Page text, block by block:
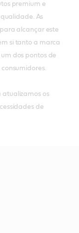
premium e
As
alcançar este
si tanto a marca
dos pontos de
atualizamos os
de